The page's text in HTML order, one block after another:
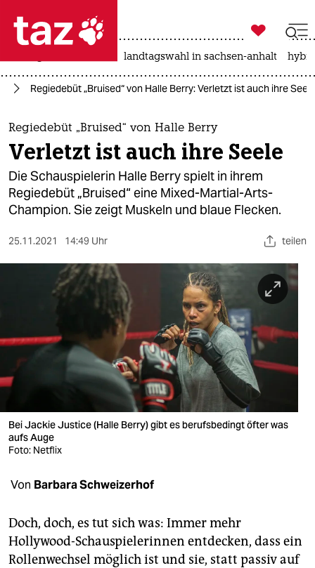
 taz zahl ich
taz zahl ich
themen
politik
öko
gesellschaft
nord
wahrheit
verlag
verlag
shop
fragen & hilfe
unterstützen

taz zahl ich
landtagswahl in sachsen-anhalt
Regiedebüt „Bruised“ von Halle Berry: Verletzt ist auch ihre Seele
Regiedebüt „Bruised“ von Halle Berry
Verletzt ist auch ihre Seele
Die Schauspielerin Halle Berry spielt in ihrem
Regiedebüt „Bruised“ eine Mixed-Martial-Arts-
Champion. Sie zeigt Muskeln und blaue Flecken.
25.11.2021 14:49 Uhr teilen
Bei Jackie Justice (Halle Berry) gibt es berufsbedingt öfter was
aufs Auge
Foto: Netflix
Von Barbara Schweizerhof
Doch, doch, es tut sich was: Immer mehr
Hollywood-Schauspielerinnen entdecken, dass ein
Rollenwechsel möglich ist und sie, statt passiv auf